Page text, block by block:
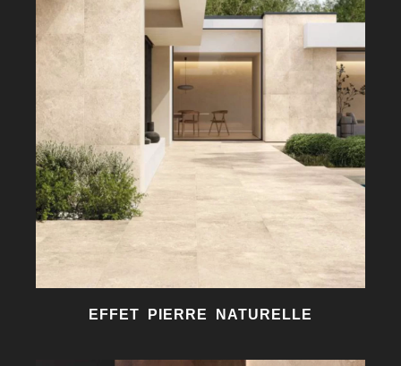
EFFET PIERRE NATURELLE